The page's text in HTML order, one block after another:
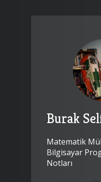
Burak
Matematik
Bilgisayar
Notları